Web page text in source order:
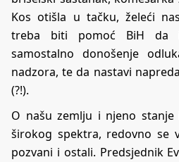
Kos otišla u tačku, želeći
treba biti pomoć BiH da
samostalno donošenje
nadzora, te da nastavi
(?!).
O našu zemlju i njeno
širokog spektra, redovno se
pozvani i ostali. Predsjednik